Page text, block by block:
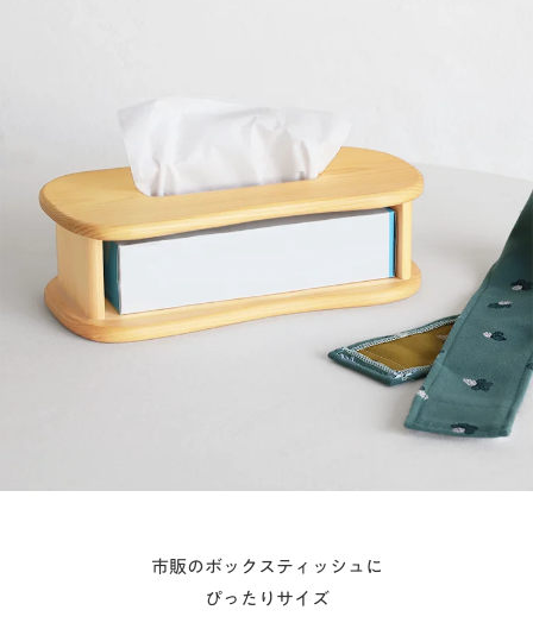
市販のボックスティッシュに
ぴったりサイズ